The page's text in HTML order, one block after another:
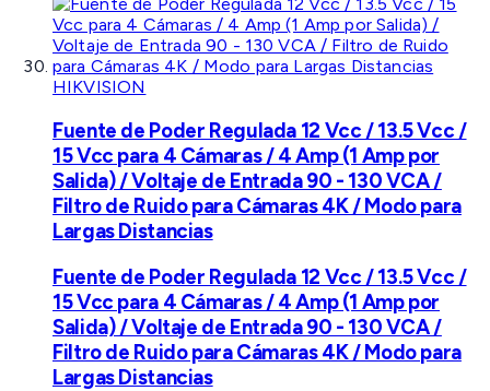
HIKVISION
Fuente de Poder Regulada 12 Vcc / 13.5 Vcc /
15 Vcc para 4 Cámaras / 4 Amp (1 Amp por
Salida) / Voltaje de Entrada 90 - 130 VCA /
Filtro de Ruido para Cámaras 4K / Modo para
Largas Distancias
Fuente de Poder Regulada 12 Vcc / 13.5 Vcc /
15 Vcc para 4 Cámaras / 4 Amp (1 Amp por
Salida) / Voltaje de Entrada 90 - 130 VCA /
Filtro de Ruido para Cámaras 4K / Modo para
Largas Distancias